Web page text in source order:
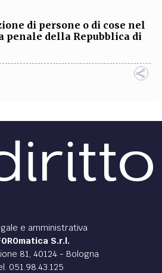
di persone o di cose nel
penale della Repubblica di
e amministrativa
S.r.l.
81, 40124 - Bologna
051.98.43.125